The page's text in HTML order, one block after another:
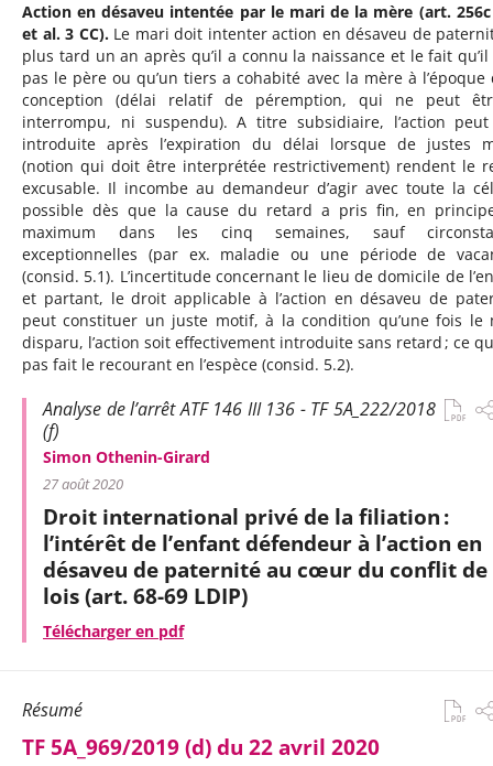
Action en désaveu intentée par le mari de la mère (art.
et al. 3 CC).Le mari doit intenter action en désaveu de
plus tard un an après qu’il a connu la naissance et le fait qu’il
pas le père ou qu’un tiers a cohabité avec la mère à l’époque
conception (délai relatif de péremption, qui ne peut
interrompu, ni suspendu). A titre subsidiaire, l’action
introduite après l’expiration du délai lorsque de justes
(notion qui doit être interprétée restrictivement) rendent le
excusable. Il incombe au demandeur d’agir avec toute la
possible dès que la cause du retard a pris fin, en
maximum dans les cinq semaines, sauf
exceptionnelles (par ex. maladie ou une période de
(consid. 5.1). L’incertitude concernant le lieu de domicile de
et partant, le droit applicable à l’action en désaveu de
peut constituer un juste motif, à la condition qu’une fois le
disparu, l’action soit effectivement introduite sans retard ; ce
pas fait le recourant en l’espèce (consid. 5.2).
Analyse de l’arrêt ATF 146 III 136 - TF 5A_222/2018
(f)
Simon Othenin-Girard
27 août 2020
Droit international privé de la filiation :
l’intérêt de l’enfant défendeur à l’action en
désaveu de paternité au cœur du conflit de
lois (art. 68-69 LDIP)
Télécharger en pdf
Résumé
TF 5A_969/2019 (d) du 22 avril 2020